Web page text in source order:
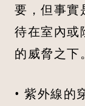
要，但事實
待在室內或
的威脅之下。
• 紫外線的